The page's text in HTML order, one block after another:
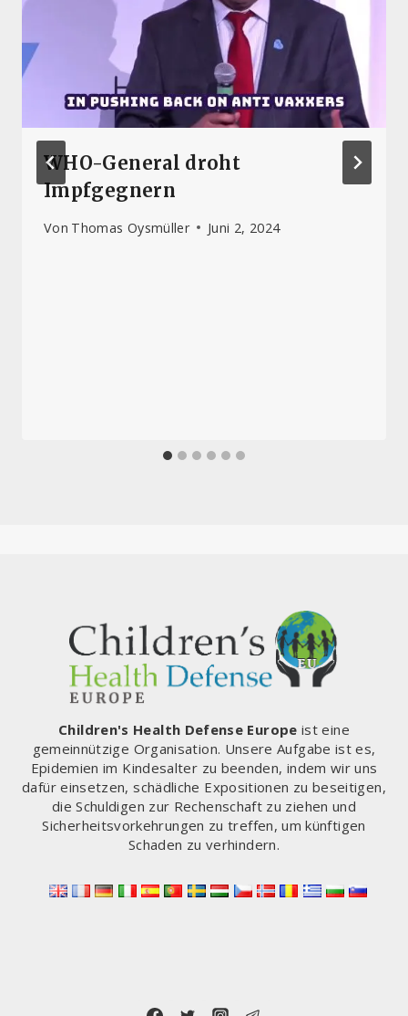
WHO-General droht
Impfgegnern
Von Thomas Oysmüller Juni 2, 2024
Children's Health Defense Europe ist eine
gemeinnützige Organisation. Unsere Aufgabe ist es,
Epidemien im Kindesalter zu beenden, indem wir uns
dafür einsetzen, schädliche Expositionen zu beseitigen,
die Schuldigen zur Rechenschaft zu ziehen und
Sicherheitsvorkehrungen zu treffen, um künftigen
Schaden zu verhindern.